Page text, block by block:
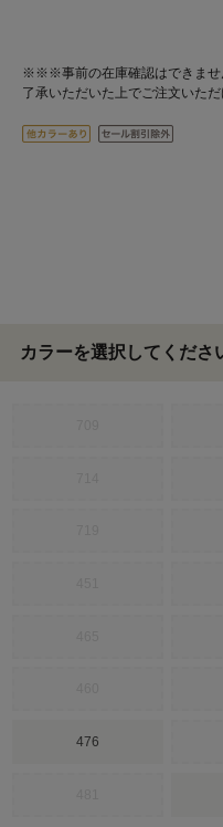
※※※事前の在庫確認はできま
了承いただいた上でご注文いただ
カラーを選択してくださ
476